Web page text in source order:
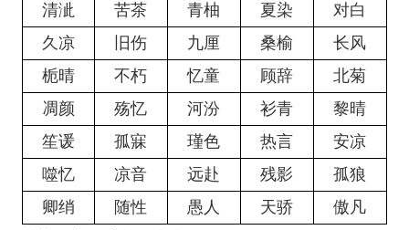
清泚
苦茶 青柚 夏染
对白
久凉
旧伤 九厘 桑榆
长风
栀晴
不朽 忆童 顾辞
北菊
凋颜
殇忆 河汾 衫青
黎晴
笙谖
孤寐 瑾色 热言
安凉
噬忆
凉音 远赴 残影
孤狼
卿绡
随性 愚人 天骄
傲凡